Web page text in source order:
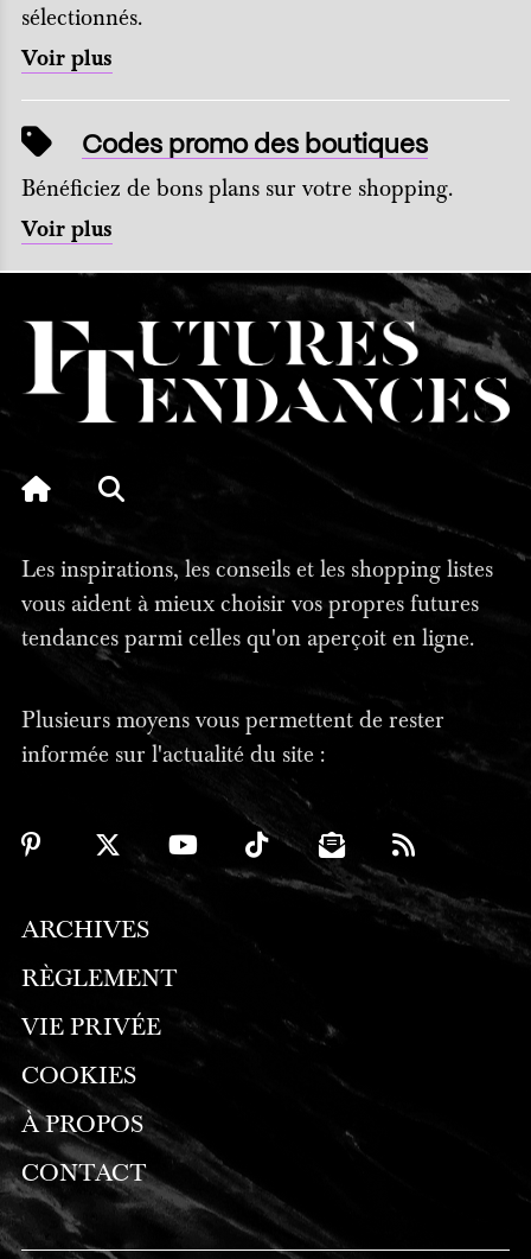
sélectionnés.
Voir plus
Codes promo des boutiques
Bénéficiez de bons plans sur votre shopping.
Voir plus
Les inspirations, les conseils et les shopping listes
vous aident à mieux choisir vos propres futures
tendances parmi celles qu'on aperçoit en ligne.
Plusieurs moyens vous permettent de rester
informée sur l'actualité du site :
ARCHIVES
RÈGLEMENT
VIE PRIVÉE
COOKIES
À PROPOS
CONTACT